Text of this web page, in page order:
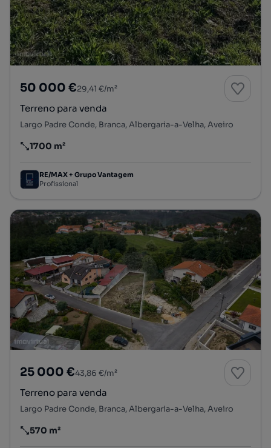
50 000 €29,41 €/m²
Terreno para venda
Largo Padre Conde, Branca, Albergaria-a-Velha, Aveiro
Preço por metro quadrado
1700 m²
RE/MAX + Grupo Vantagem
Profissional
25 000 €43,86 €/m²
Terreno para venda
Largo Padre Conde, Branca, Albergaria-a-Velha, Aveiro
Preço por metro quadrado
570 m²